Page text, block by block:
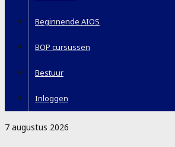
Beginnende AIOS
BOP cursussen
Bestuur
Inloggen
7 augustus 2026